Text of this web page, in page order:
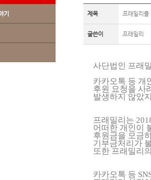
제목 프래밀리를
글쓴이 프래밀리
사단법인 프래
카카오톡 등 개
후원 요청을 사
발생하지 않았
프래밀리는
어떠한 개인이
후원금을 모금
기부금처리가
또한 프래밀리
카카오톡 등